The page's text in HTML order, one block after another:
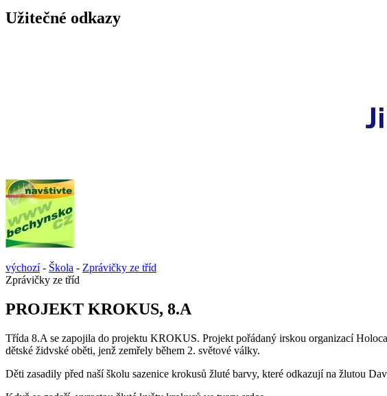
Užitečné odkazy
výchozí- Škola - Zprávičky ze tříd
Zprávičky ze tříd
PROJEKT KROKUS, 8.A
Třída 8.A se zapojila do projektu KROKUS. Projekt pořádaný irskou organizací
dětské židvské oběti, jenž zemřely během 2. světové války.
Děti zasadily před naší školu sazenice krokusů žluté barvy, které odkazují na žlutou